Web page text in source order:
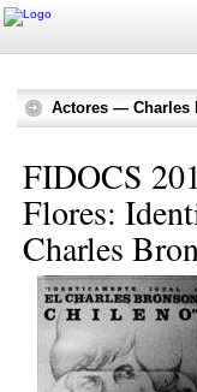
Actores — Charles
FIDOCS
Flores:
Charles